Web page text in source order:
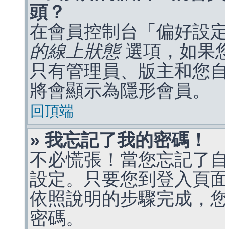
頭？
在會員控制台「偏好設
的線上狀態選項，如果
只有管理員、版主和您
將會顯示為隱形會員。
回頂端
» 我忘記了我的密碼！
不必慌張！當您忘記了
設定。只要您到登入頁
依照說明的步驟完成，
密碼。